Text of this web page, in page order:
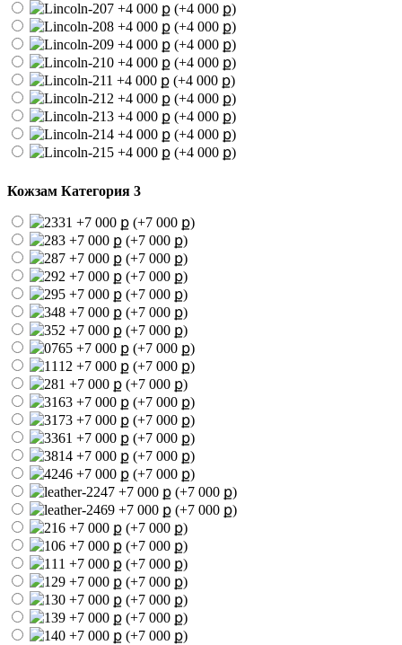
(+4 000 ք)
(+4 000 ք)
(+4 000 ք)
(+4 000 ք)
(+4 000 ք)
(+4 000 ք)
(+4 000 ք)
(+4 000 ք)
(+4 000 ք)
Кожзам Категория 3
(+7 000 ք)
(+7 000 ք)
(+7 000 ք)
(+7 000 ք)
(+7 000 ք)
(+7 000 ք)
(+7 000 ք)
(+7 000 ք)
(+7 000 ք)
(+7 000 ք)
(+7 000 ք)
(+7 000 ք)
(+7 000 ք)
(+7 000 ք)
(+7 000 ք)
(+7 000 ք)
(+7 000 ք)
(+7 000 ք)
(+7 000 ք)
(+7 000 ք)
(+7 000 ք)
(+7 000 ք)
(+7 000 ք)
(+7 000 ք)